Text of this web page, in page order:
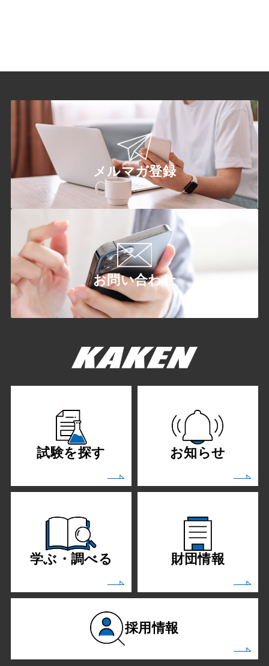
メルマガ登録
お問い合わせ
試験を探す お知らせ
学ぶ・調べる 財団情報
採用情報